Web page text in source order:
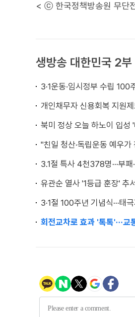
< ⓒ 한국정책방송원 무단
생방송 대한민국 2부
3·1운동·임시정부 수립
개인채무자 신용회복 지원
북미 정상 오늘 하노이 입성
"친일 청산·독립운동 예우
3.1절 특사 4천378명···부패
유관순 열사 '1등급 훈장' 추
3·1절 100주년 기념식···태
회전교차로 효과 '톡톡'···교